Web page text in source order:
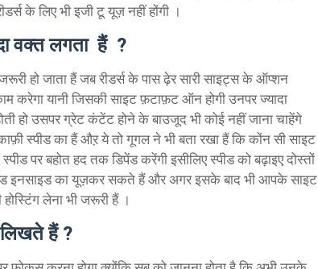
के लिए भी इजी टू यूज़ नहीं होंगी ।
वक्त लगता हैं ?
हो जाता हैं जब रीडर्स के पास ढ़ेर सारी साइट्स के ऑप्शन
करेगा यानी जिसकी साइट फ़टाफ़ट ऑन होगी उनपर ज्यादा
हो उसपर ग्रेट कंटेंट होने के बाउजूद भी कोई नहीं जाना चाहेंगे
स्पीड का हैं औऱ ये तो गूगल ने भी बता रखा हैं कि कोंन सी साइट
पर बहोत हद तक डिपेंड करेंगी इसीलिए स्पीड को बढ़ाइए दोस्तों
इनसाइड का यूज़कर सकते हैं और अगर इसके बाद भी आपके साइट
होस्टिंग लेना भी जरूरी हैं ।
लिखते हैं ?